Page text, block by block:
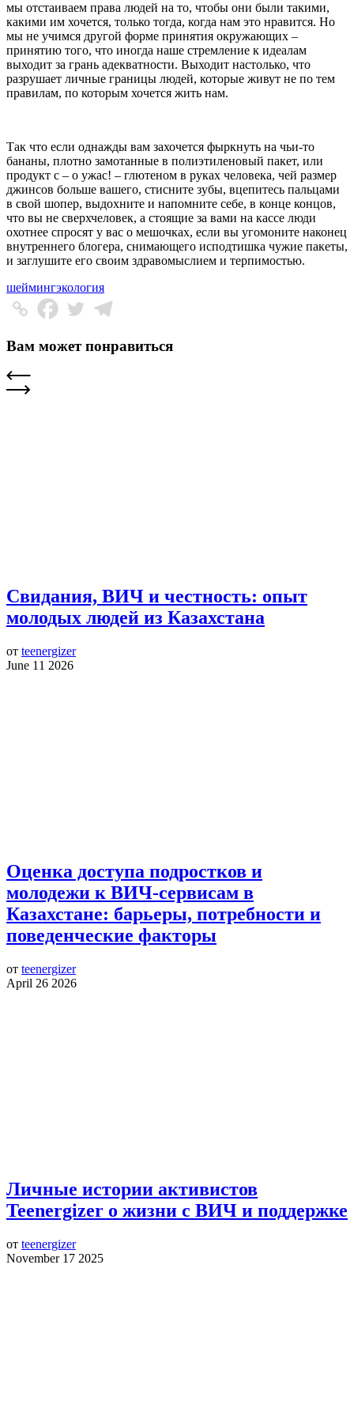
мы отстаиваем права людей на то, чтобы они были такими,
какими им хочется, только тогда, когда нам это нравится. Но
мы не учимся другой форме принятия окружающих –
принятию того, что иногда наше стремление к идеалам
выходит за грань адекватности. Выходит настолько, что
разрушает личные границы людей, которые живут не по тем
правилам, по которым хочется жить нам.
Так что если однажды вам захочется фыркнуть на чьи-то
бананы, плотно замотанные в полиэтиленовый пакет, или
продукт с – о ужас! – глютеном в руках человека, чей размер
джинсов больше вашего, стисните зубы, вцепитесь пальцами
в свой шопер, выдохните и напомните себе, в конце концов,
что вы не сверхчеловек, а стоящие за вами на кассе люди
охотнее спросят у вас о мешочках, если вы угомоните наконец
внутреннего блогера, снимающего исподтишка чужие пакеты,
и заглушите его своим здравомыслием и терпимостью.
шеймингэкология
Вам может понравиться
Свидания, ВИЧ и честность: опыт
молодых людей из Казахстана
от teenergizer
June 11 2026
Оценка доступа подростков и
молодежи к ВИЧ-сервисам в
Казахстане: барьеры, потребности и
поведенческие факторы
от teenergizer
April 26 2026
Личные истории активистов
Teenergizer о жизни с ВИЧ и поддержке
от teenergizer
November 17 2025